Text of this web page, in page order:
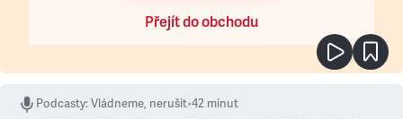
Přejít do obchodu
Podcasty:Vládneme, nerušit•42 minut